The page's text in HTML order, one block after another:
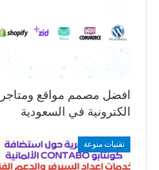
افضل مصمم مواقع ومتاجر
الكترونية في السعودية
تقنيات منوعة